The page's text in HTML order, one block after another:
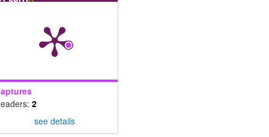
2
see details